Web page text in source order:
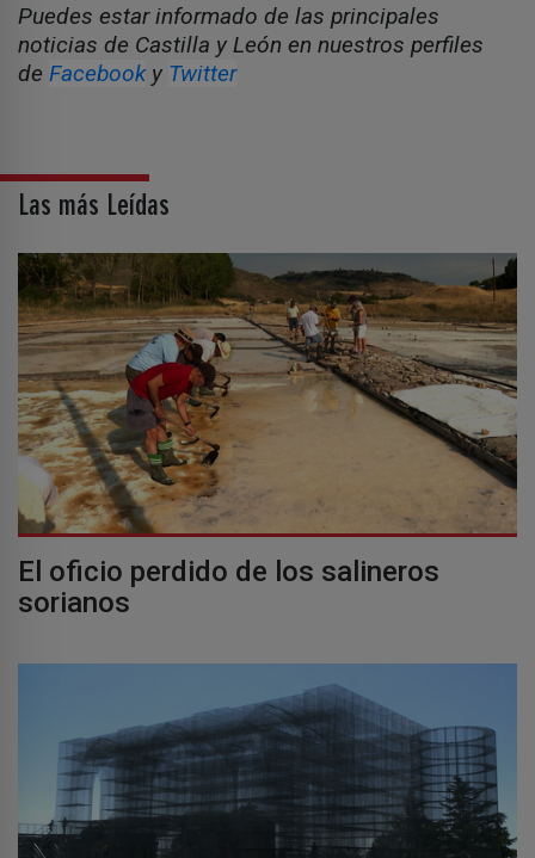
Puedes estar informado de las principales
noticias de Castilla y León en nuestros perfiles
de Facebooky Twitter
Las más Leídas
El oficio perdido de los salineros
sorianos